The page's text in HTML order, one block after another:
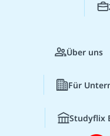
Über uns
Für
Studyflix